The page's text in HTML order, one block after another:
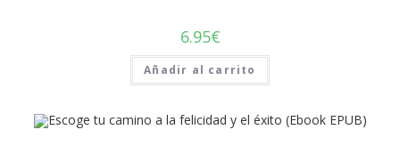
6.95€
Añadir al carrito